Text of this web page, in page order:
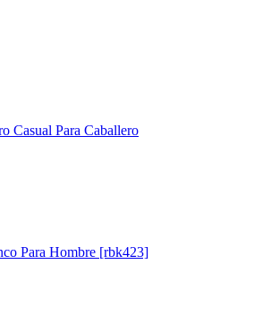
Casual Para Caballero
Para Hombre [rbk423]